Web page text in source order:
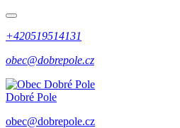
+420519514131
obec@dobrepole.cz
Dobré Pole
obec@dobrepole.cz